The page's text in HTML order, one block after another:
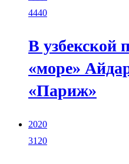
4440
В узбекской
«море»
«Париж»
2020
3120